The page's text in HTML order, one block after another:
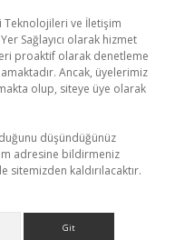
Teknolojileri ve İletişim
Sağlayıcı olarak hizmet
proaktif olarak denetleme
Ancak, üyelerimiz
olup, siteye üye olarak
düşündüğünüz
adresine bildirmeniz
kaldırılacaktır.